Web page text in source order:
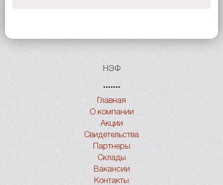
НЭФ
Главная
О компании
Акции
Свидетельства
Партнеры
Склады
Вакансии
Контакты